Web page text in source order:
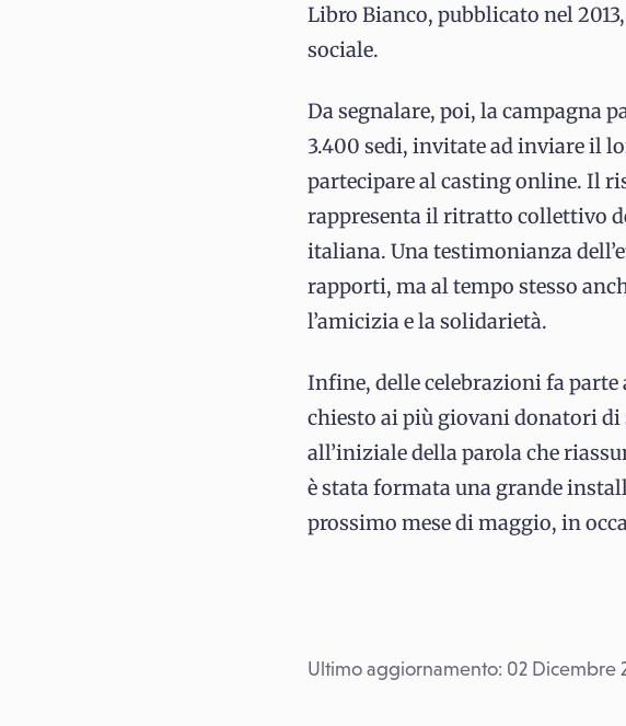
Libro Bianco, pubblicato nel
sociale.
Da segnalare, poi, la campagna
3.400 sedi, invitate ad inviare il
partecipare al casting online. Il
rappresenta il ritratto collettivo
italiana. Una testimonianza
rapporti, ma al tempo stesso
l’amicizia e la solidarietà.
Infine, delle celebrazioni fa
chiesto ai più giovani donatori di
all’iniziale della parola che
è stata formata una grande
prossimo mese di maggio, in
Ultimo aggiornamento: 02 Dicembre